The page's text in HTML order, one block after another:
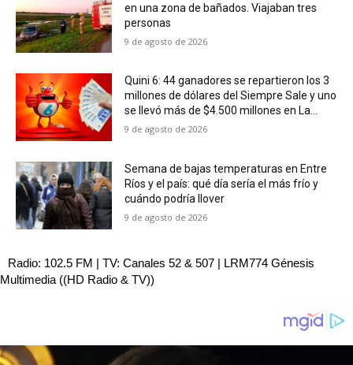
en una zona de bañados. Viajaban tres
personas
9 de agosto de 2026
Quini 6: 44 ganadores se repartieron los 3
millones de dólares del Siempre Sale y uno
se llevó más de $4.500 millones en La...
9 de agosto de 2026
Semana de bajas temperaturas en Entre
Ríos y el país: qué día sería el más frío y
cuándo podría llover
9 de agosto de 2026
Radio: 102.5 FM | TV: Canales 52 & 507 | LRM774 Génesis
Multimedia ((HD Radio & TV))